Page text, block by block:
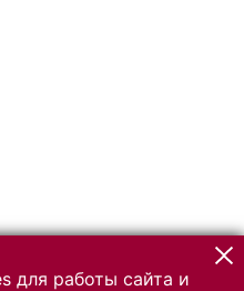
для работы сайта и